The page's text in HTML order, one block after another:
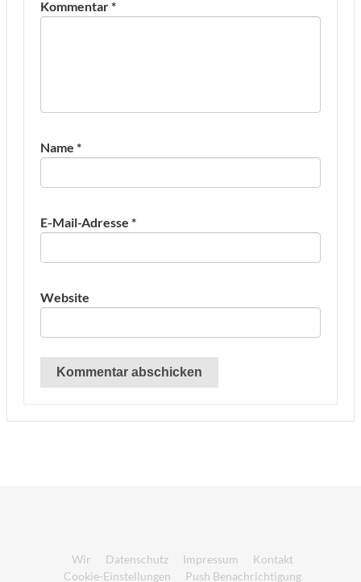
Kommentar*
Name *
E-Mail-Adresse *
Website
Wir Datenschutz Impressum
Kontakt
Cookie-Einstellungen
Push Benachrichtigung